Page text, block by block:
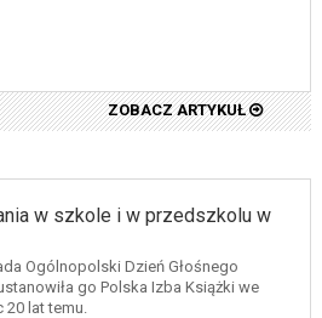
ZOBACZ ARTYKUŁ
w szkole i w przedszkolu w
Ogólnopolski Dzień Głośnego
go Polska Izba Książki we
lat temu.